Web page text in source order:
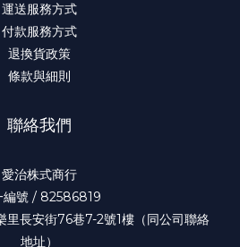
運送服務方式
付款服務方式
退換貨政策
條款與細則
聯絡我們
愛治株式商行
編號 / 82586819
里長安街76巷7-2號1樓（同公司聯絡
地址）